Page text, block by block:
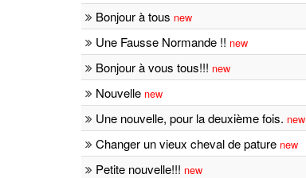
Bonjour à tous new
Une Fausse Normande !! new
Bonjour à vous tous!!! new
Nouvelle new
Une nouvelle, pour la deuxième fois. new
Changer un vieux cheval de pature new
Petite nouvelle!!! new